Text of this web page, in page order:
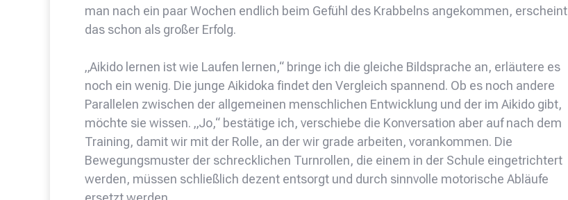
man nach ein paar Wochen endlich beim Gefühl des Krabbelns angekommen, erscheint
das schon als großer Erfolg.
„Aikido lernen ist wie Laufen lernen,“ bringe ich die gleiche Bildsprache an, erläutere es
noch ein wenig. Die junge Aikidoka findet den Vergleich spannend. Ob es noch andere
Parallelen zwischen der allgemeinen menschlichen Entwicklung und der im Aikido gibt,
möchte sie wissen. „Jo,“ bestätige ich, verschiebe die Konversation aber auf nach dem
Training, damit wir mit der Rolle, an der wir grade arbeiten, vorankommen. Die
Bewegungsmuster der schrecklichen Turnrollen, die einem in der Schule eingetrichtert
werden, müssen schließlich dezent entsorgt und durch sinnvolle motorische Abläufe